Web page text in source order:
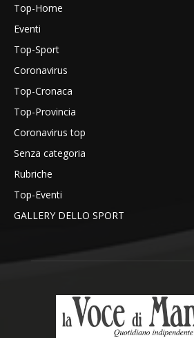
Top-Home
Eventi
Top-Sport
Coronavirus
Top-Cronaca
Top-Provincia
Coronavirus top
Senza categoria
Rubriche
Top-Eventi
GALLERY DELLO SPORT